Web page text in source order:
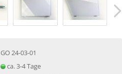
GO 24-03-01
ca. 3-4 Tage